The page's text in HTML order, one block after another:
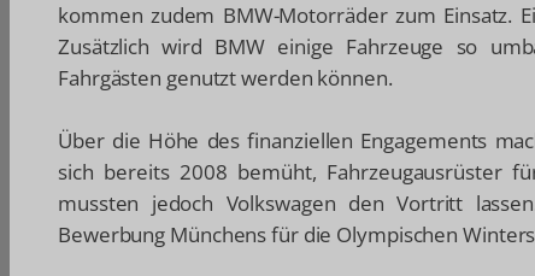
kommen zudem BMW-Motorräder zum Einsatz.
Zusätzlich wird BMW einige Fahrzeuge so
Fahrgästen genutzt werden können.
Über die Höhe des finanziellen Engagements
sich bereits 2008 bemüht, Fahrzeugausrüster
mussten jedoch Volkswagen den Vortritt
Bewerbung Münchens für die Olympischen